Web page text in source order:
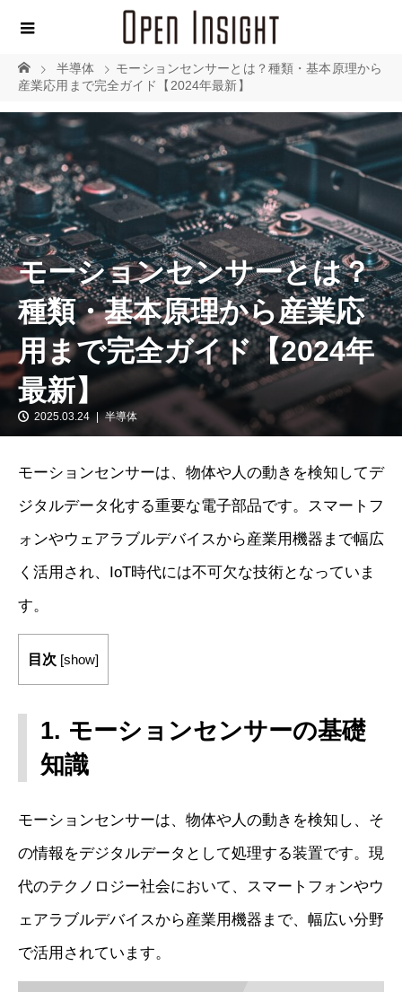
半導体
モーションセンサーとは？種類・基本原理から
産業応用まで完全ガイド【2024年最新】
モーションセンサーとは？
種類・基本原理から産業応
用まで完全ガイド【2024年
最新】
2025.03.24 半導体
モーションセンサーは、物体や人の動きを検知してデ
ジタルデータ化する重要な電子部品です。スマートフ
ォンやウェアラブルデバイスから産業用機器まで幅広
く活用され、IoT時代には不可欠な技術となっていま
す。
目次 [show]
1. モーションセンサーの基礎
知識
モーションセンサーは、物体や人の動きを検知し、そ
の情報をデジタルデータとして処理する装置です。現
代のテクノロジー社会において、スマートフォンやウ
ェアラブルデバイスから産業用機器まで、幅広い分野
で活用されています。